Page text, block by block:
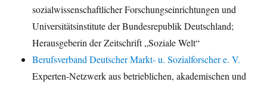
sozialwissenschaftlicher Forschungseinrichtungen und
Universitätsinstitute der Bundesrepublik Deutschland;
Herausgeberin der Zeitschrift „Soziale Welt“
Berufsverband Deutscher Markt- u. Sozialforscher e. V.
Experten-Netzwerk aus betrieblichen, akademischen und